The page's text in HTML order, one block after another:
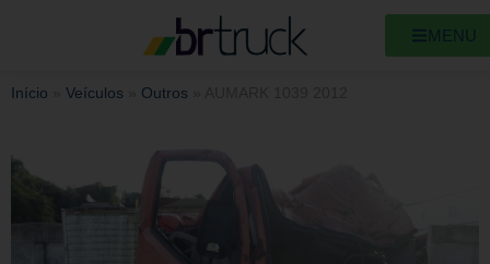
MENU
Início Veículos Outros